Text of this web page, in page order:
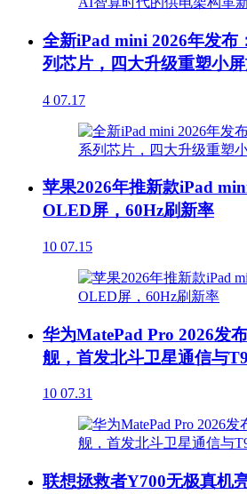
全新iPad mini 2026年发布
列芯片，四大升级重塑小
4 07.17
苹果2026年推新款iPad
OLED屏，60Hz刷新率
10 07.15
华为MatePad Pro 2026发
舰，首发北斗卫星通信与
10 07.31
联想拯救者Y700无极真机